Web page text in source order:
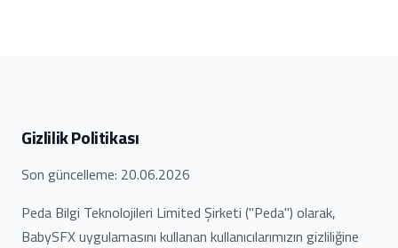
Gizlilik Politikası
Son güncelleme: 20.06.2026
Peda Bilgi Teknolojileri Limited Şirketi ("Peda") olarak,
BabySFX uygulamasını kullanan kullanıcılarımızın gizliliğine